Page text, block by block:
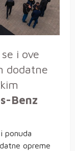
i ove
dodatne
Benz
ponuda
opreme